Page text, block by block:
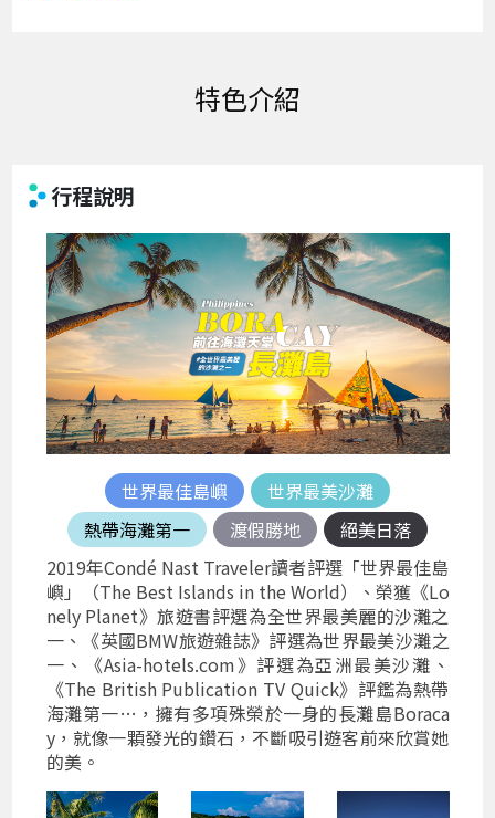
特色介紹
行程說明
世界最佳島嶼
世界最美沙灘
熱帶海灘第一
渡假勝地
絕美日落
2019年Condé Nast Traveler讀者評選「世界最佳島
嶼」（The Best Islands in the World）、榮獲《Lo
nely Planet》旅遊書評選為全世界最美麗的沙灘之
一、《英國BMW旅遊雜誌》評選為世界最美沙灘之
一、《Asia-hotels.com》評選為亞洲最美沙灘、
《The British Publication TV Quick》評鑑為熱帶
海灘第一…，擁有多項殊榮於一身的長灘島Boraca
y，就像一顆發光的鑽石，不斷吸引遊客前來欣賞她
的美。